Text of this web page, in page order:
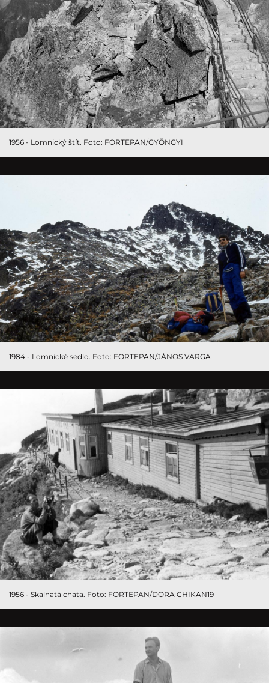
1956 - Lomnický štít. Foto: FORTEPAN/GYÖNGYI
1984 - Lomnické sedlo. Foto: FORTEPAN/JÁNOS VARGA
1956 - Skalnatá chata. Foto: FORTEPAN/DORA CHIKAN19